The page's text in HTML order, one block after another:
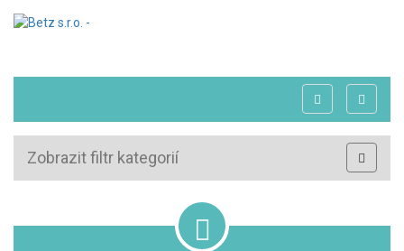
Zobrazit filtr kategorií